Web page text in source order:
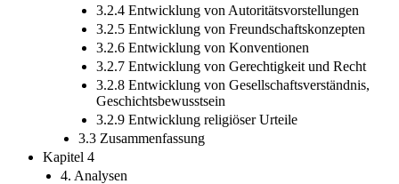
3.2.4 Entwicklung von Autoritätsvorstellungen
3.2.5 Entwicklung von Freundschaftskonzepten
3.2.6 Entwicklung von Konventionen
3.2.7 Entwicklung von Gerechtigkeit und Recht
3.2.8 Entwicklung von Gesellschaftsverständnis,
Geschichtsbewusstsein
3.2.9 Entwicklung religiöser Urteile
3.3 Zusammenfassung
Kapitel 4
4. Analysen